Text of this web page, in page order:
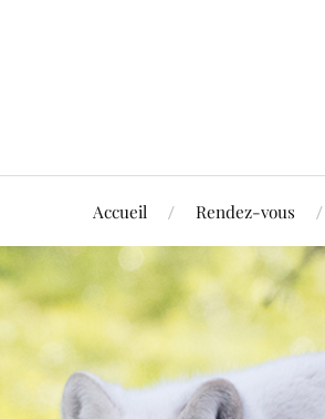
Accueil Rendez-vous